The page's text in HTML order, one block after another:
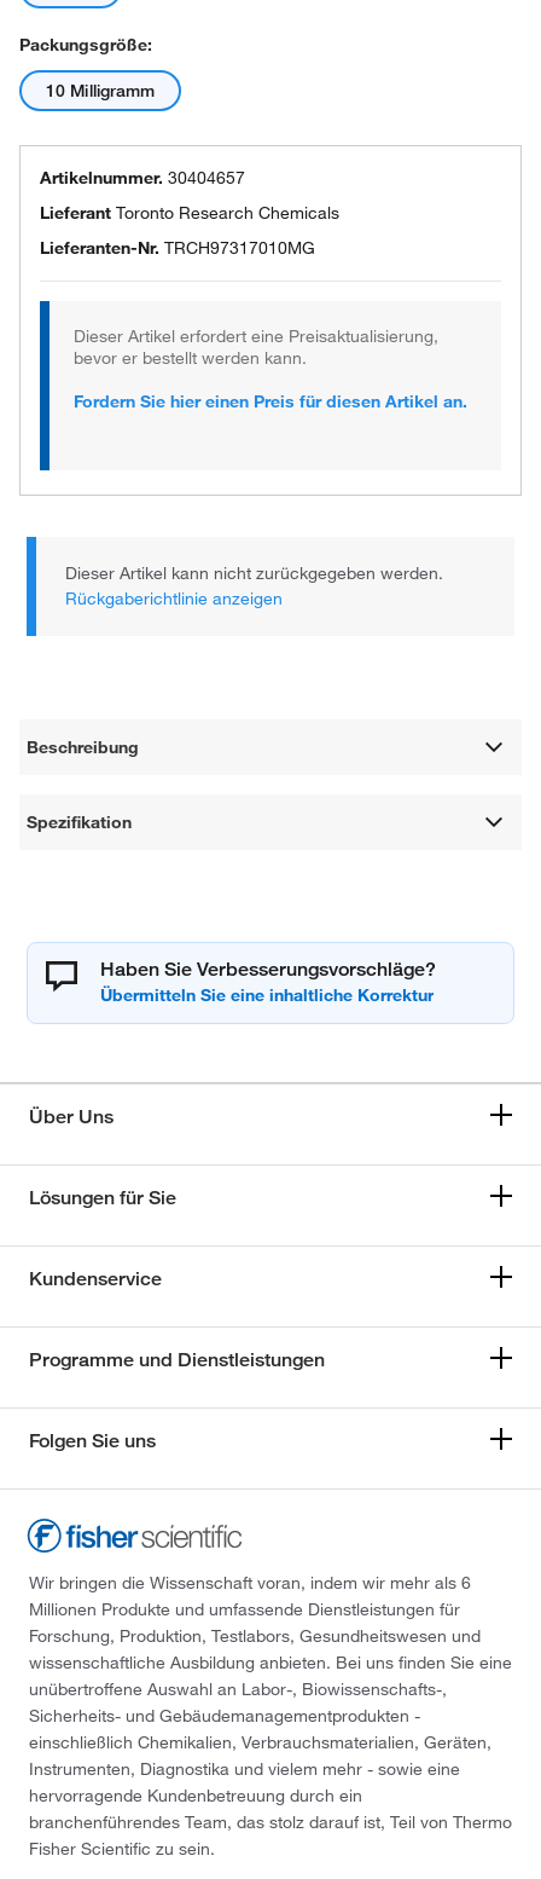
Packungsgröße:
10 Milligramm
Artikelnummer. 30404657
Lieferant Toronto Research Chemicals
Lieferanten-Nr. TRCH97317010MG
Dieser Artikel erfordert eine Preisaktualisierung,
bevor er bestellt werden kann.
Fordern Sie hier einen Preis für diesen Artikel an.
Dieser Artikel kann nicht zurückgegeben werden.
Rückgaberichtlinie anzeigen
Beschreibung
Spezifikation
Haben Sie Verbesserungsvorschläge?
Über Uns
Lösungen für Sie
Kundenservice
Programme und Dienstleistungen
Folgen Sie uns
Wir bringen die Wissenschaft voran, indem wir mehr als 6
Millionen Produkte und umfassende Dienstleistungen für
Forschung, Produktion, Testlabors, Gesundheitswesen und
wissenschaftliche Ausbildung anbieten. Bei uns finden Sie eine
unübertroffene Auswahl an Labor-, Biowissenschafts-,
Sicherheits- und Gebäudemanagementprodukten -
einschließlich Chemikalien, Verbrauchsmaterialien, Geräten,
Instrumenten, Diagnostika und vielem mehr - sowie eine
hervorragende Kundenbetreuung durch ein
branchenführendes Team, das stolz darauf ist, Teil von Thermo
Fisher Scientific zu sein.